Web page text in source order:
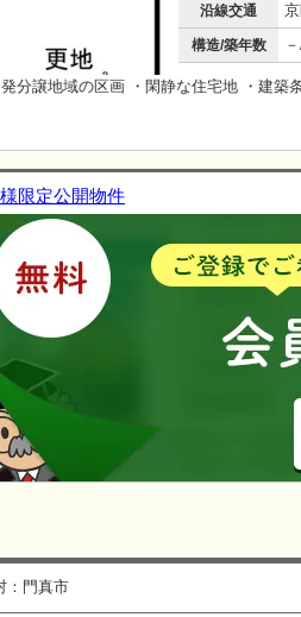
沿線交通
構造/築年数
分譲地域の区画 ・閑静な住宅地 ・建築
限定公開物件
：門真市